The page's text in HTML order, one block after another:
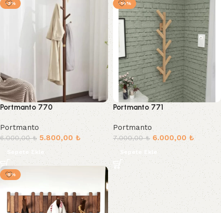
-3%
Portmanto 770
Portmanto
6.000,00₺ 5.800,00 ₺
Sepete Ekle
-14%
Portmanto 771
Portmanto
7.000,00₺ 6.000,00₺
Sepete Ekle
-5%